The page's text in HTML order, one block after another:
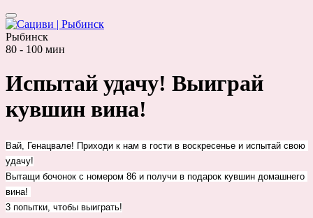
Рыбинск
80 - 100 мин
Испытай удачу! Выиграй
кувшин вина!
Вай, Генацвале! Приходи к нам в гости в воскресенье и испытай свою
удачу!
Вытащи бочонок с номером 86 и получи в подарок кувшин домашнего
вина!
3 попытки, чтобы выиграть!